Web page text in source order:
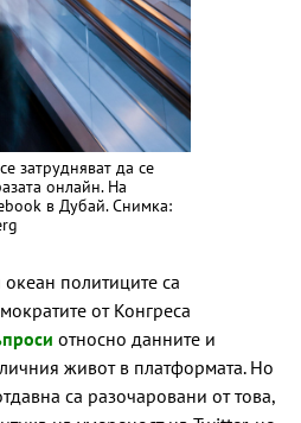
затрудняват да се
онлайн. На
в Дубай. Снимка:
политиците са
от Конгреса
относно данните и
живот в платформата. Но
са разочаровани от това,